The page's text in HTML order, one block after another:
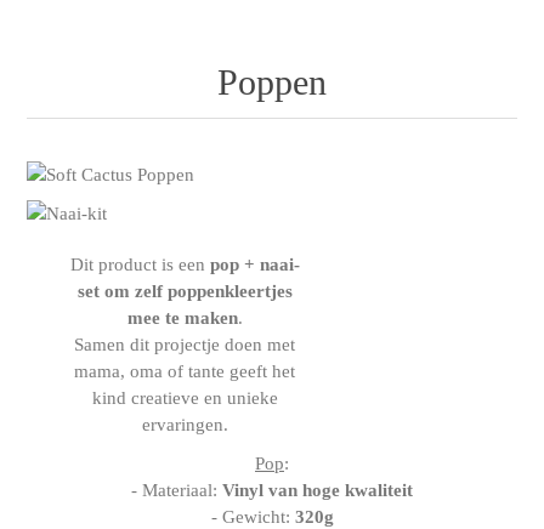
Poppen
Dit product is een pop + naai-
setom zelf poppenkleertjes
mee te maken.
Samen dit projectje doen met
mama, oma of tante geeft het
kind creatieve en unieke
ervaringen.
Pop:
- Materiaal: Vinyl van hoge kwaliteit
- Gewicht: 320g